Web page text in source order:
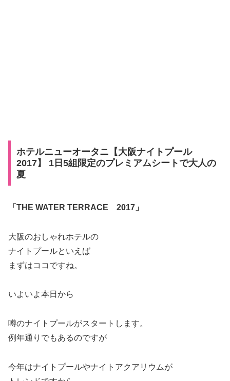
ホテルニューオータニ【大阪ナイトプール
2017】 1日5組限定のプレミアムシートで大人の
夏
「THE WATER TERRACE 2017」
大阪のおしゃれホテルの
ナイトプールといえば
まずはココですね。
いよいよ本日から
噂のナイトプールがスタートします。
例年通りでもあるのですが
今年はナイトプールやナイトアクアリウムが